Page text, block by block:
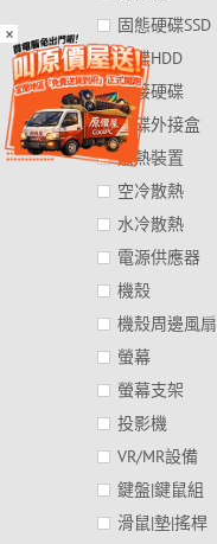
×
固態硬碟SSD
硬碟HDD
外接硬碟
硬碟外接盒
散熱裝置
空冷散熱
水冷散熱
電源供應器
機殼
機殼周邊風扇
螢幕
螢幕支架
投影機
VR/MR設備
鍵盤|鍵鼠組
滑鼠|墊|搖桿